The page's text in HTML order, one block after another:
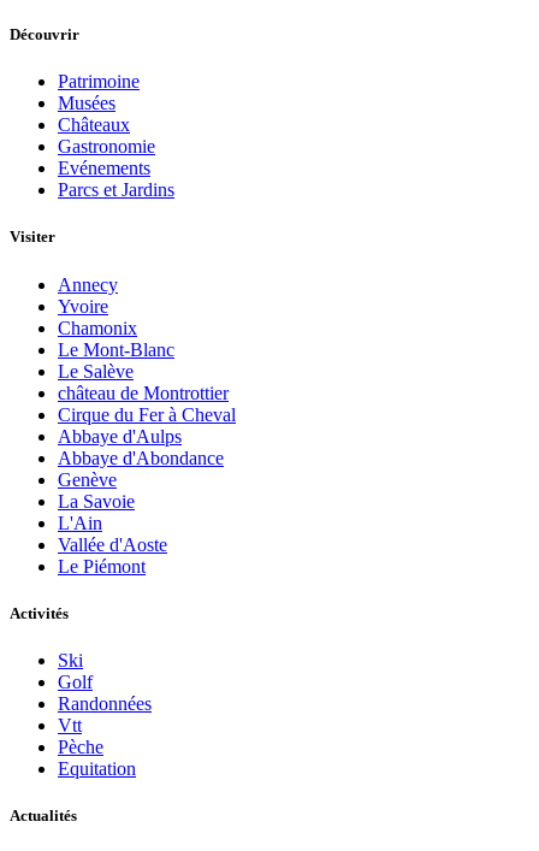
Découvrir
Patrimoine
Musées
Châteaux
Gastronomie
Evénements
Parcs et Jardins
Visiter
Annecy
Yvoire
Chamonix
Le Mont-Blanc
Le Salève
château de Montrottier
Cirque du Fer à Cheval
Abbaye d'Aulps
Abbaye d'Abondance
Genève
La Savoie
L'Ain
Vallée d'Aoste
Le Piémont
Activités
Ski
Golf
Randonnées
Vtt
Pèche
Equitation
Actualités